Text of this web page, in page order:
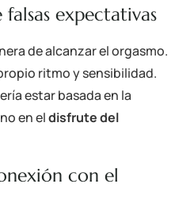
expectativas
de alcanzar el orgasmo.
ritmo y sensibilidad.
estar basada en la
en eldisfrute del
con el